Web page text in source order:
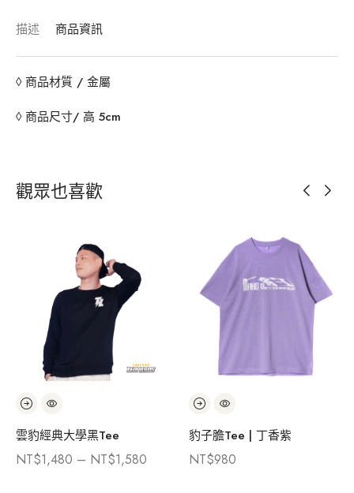
描述 商品資訊
◊ 商品材質 / 金屬
◊ 商品尺寸/ 高 5cm
觀眾也喜歡
雲豹經典大學黑Tee
NT$1,480 – NT$1,580
豹子膽Tee | 丁香紫
NT$980